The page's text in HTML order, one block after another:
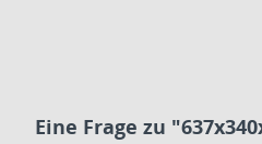
Eine Frage zu